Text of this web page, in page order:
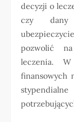
decyzji o
czy dany
pozwolić
leczenia.
finansowych